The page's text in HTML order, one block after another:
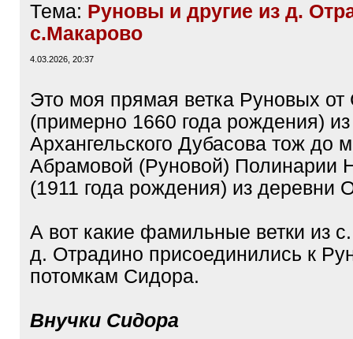
Тема: Руновы и другие из д.
с.Макарово
4.03.2026, 20:37
Это моя прямая ветка Руновых от
(примерно 1660 года рождения)
Архангельского Дубасова тож до
Абрамовой (Руновой) Полинарии
(1911 года рождения) из деревни
А вот какие фамильные ветки из
д. Отрадино присоединились к
потомкам Сидора.
Внучки Сидора